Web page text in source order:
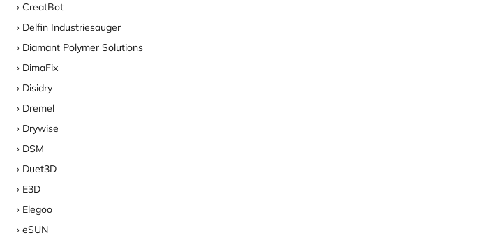
CreatBot
Delfin Industriesauger
Diamant Polymer Solutions
DimaFix
Disidry
Dremel
Drywise
DSM
Duet3D
E3D
Elegoo
eSUN